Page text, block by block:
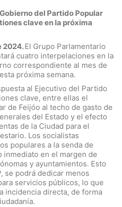
del Partido Popular
clave en la próxima
2024.El Grupo Parlamentario
cuatro interpelaciones en la
correspondiente al mes de
próxima semana.
al Ejecutivo del Partido
clave, entre ellas el
de Feijóo al techo de gasto de
del Estado y el efecto
de la Ciudad para el
Los socialistas
populares a la senda de
en el margen de
y ayuntamientos. Esto
se podrá dedicar menos
servicios públicos, lo que
incidencia directa, de forma